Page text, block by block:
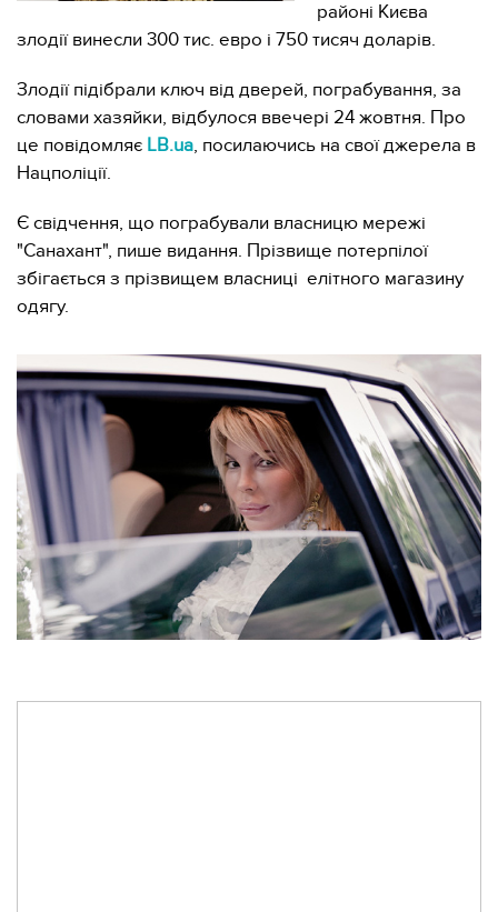
районі Києва
злодії винесли 300 тис. евро і 750 тисяч доларів.
Злодії підібрали ключ від дверей, пограбування, за
словами хазяйки, відбулося ввечері 24 жовтня. Про
це повідомляє LB.ua, посилаючись на свої джерела в
Нацполіції.
Є свідчення, що пограбували власницю мережі
"Санахант", пише видання. Прізвище потерпілої
збігається з прізвищем власниці елітного магазину
одягу.